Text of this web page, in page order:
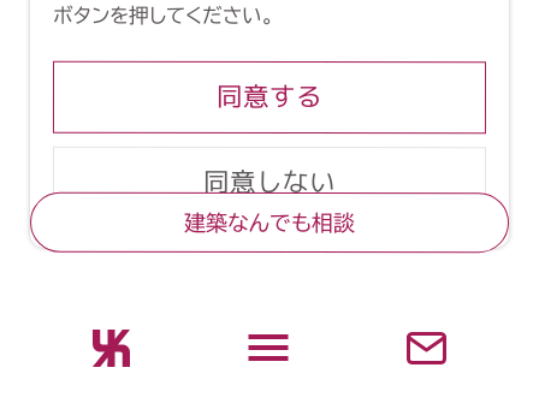
建築なんでも相談
ボタンを押してください。
同意する
同意しない